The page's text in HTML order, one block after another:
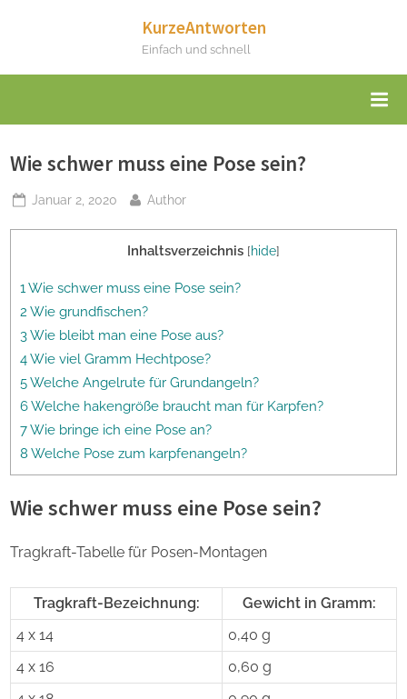
KurzeAntworten
Einfach und schnell
Wie schwer muss eine Pose sein?
Posted
Januar 2, 2020 By
Author
Inhaltsverzeichnis [hide]
1 Wie schwer muss eine Pose sein?
2 Wie grundfischen?
3 Wie bleibt man eine Pose aus?
4 Wie viel Gramm Hechtpose?
5 Welche Angelrute für Grundangeln?
6 Welche hakengröße braucht man für Karpfen?
7 Wie bringe ich eine Pose an?
8 Welche Pose zum karpfenangeln?
Wie schwer muss eine Pose sein?
Tragkraft-Tabelle für Posen-Montagen
Tragkraft-Bezeichnung:
Gewicht in Gramm:
4 x 14
0,40 g
4 x 16
0,60 g